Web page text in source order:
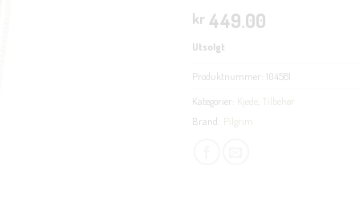
kr 449.00
Utsolgt
Produktnummer: 104581
Kategorier: Kjede Tilbehør
Brand: Pilgrim